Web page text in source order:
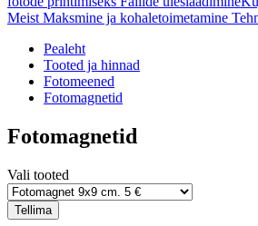
Meist Maksmine ja kohaletoimetamine
Pealeht
Tooted ja hinnad
Fotomeened
Fotomagnetid
Fotomagnetid
Vali tooted
Tellima